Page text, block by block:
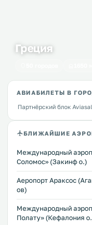
Греция
АВИАБИЛЕТЫ В
Партнёрский блок
БЛИЖАЙШИЕ
Международный
Соломос» (Закинф о.)
Аеропорт Араксос
ов)
Международный
Полату» (Кефалония